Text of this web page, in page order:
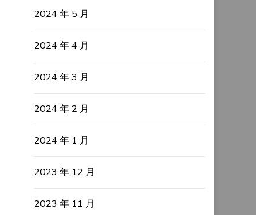
2024 年 5 月
2024 年 4 月
2024 年 3 月
2024 年 2 月
2024 年 1 月
2023 年 12 月
2023 年 11 月